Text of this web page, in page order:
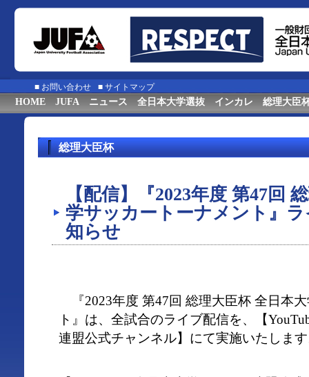
■ お問い合わせ ■ サイトマップ
HOME JUFA ニュース 全日本大学選抜 インカレ 総理大臣
総理大臣杯
【配信】『2023年度 第47回
学サッカートーナメント』
知らせ
『2023年度 第47回 総理大臣杯 全日本
ト』は、全試合のライブ配信を、【
連盟公式チャンネル】にて実施いたしま